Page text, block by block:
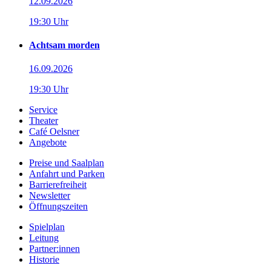
19:30 Uhr
Achtsam morden
16.09.2026
19:30 Uhr
Service
Theater
Café Oelsner
Angebote
Preise und Saalplan
Anfahrt und Parken
Barrierefreiheit
Newsletter
Öffnungszeiten
Spielplan
Leitung
Partner:innen
Historie